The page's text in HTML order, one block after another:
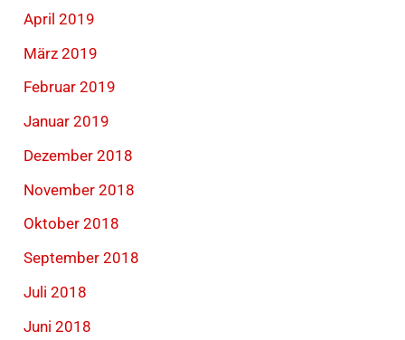
April 2019
März 2019
Februar 2019
Januar 2019
Dezember 2018
November 2018
Oktober 2018
September 2018
Juli 2018
Juni 2018